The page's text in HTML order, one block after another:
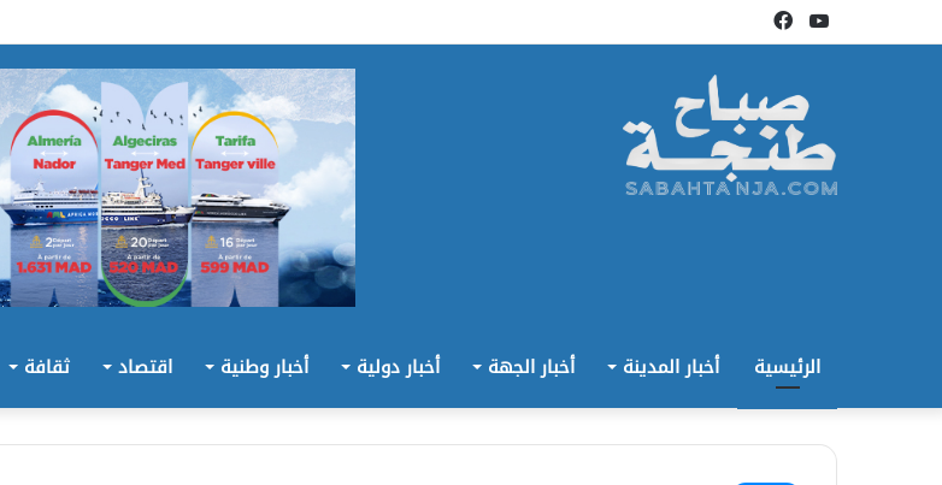
فيسبوكيوتيوب
الرئيسية أخبار المدينة أخبار الجهة أخبار دولية أخبار وطنية اقتصاد ثقافة